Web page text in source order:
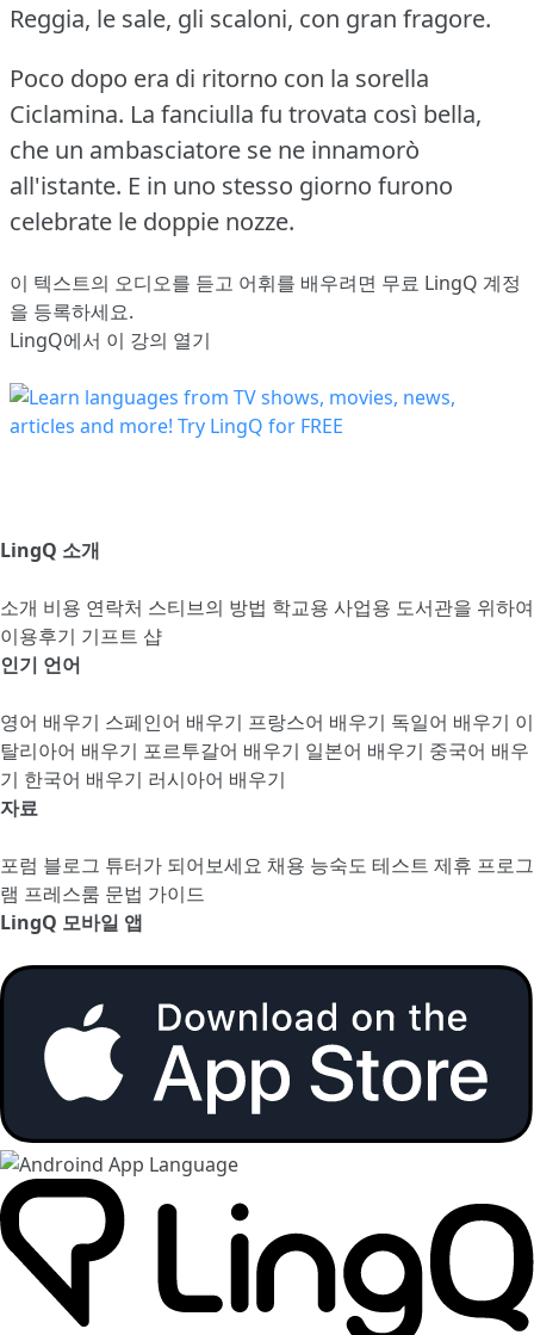
Reggia, le sale, gli scaloni, con gran fragore.
Poco dopo era di ritorno con la sorella
Ciclamina. La fanciulla fu trovata così bella,
che un ambasciatore se ne innamorò
all'istante. E in uno stesso giorno furono
celebrate le doppie nozze.
이 텍스트의 오디오를 듣고 어휘를 배우려면 무료 LingQ 계정
을 등록하세요.
LingQ에서 이 강의 열기
LingQ 소개
소개 비용 연락처 스티브의 방법 학교용 사업용 도서관을 위하여
이용후기 기프트 샵
인기 언어
영어 배우기 스페인어 배우기 프랑스어 배우기 독일어 배우기 이
탈리아어 배우기 포르투갈어 배우기 일본어 배우기 중국어 배우
기 한국어 배우기 러시아어 배우기
자료
포럼 블로그 튜터가 되어보세요 채용 능숙도 테스트 제휴 프로그
램 프레스룸 문법 가이드
LingQ 모바일 앱